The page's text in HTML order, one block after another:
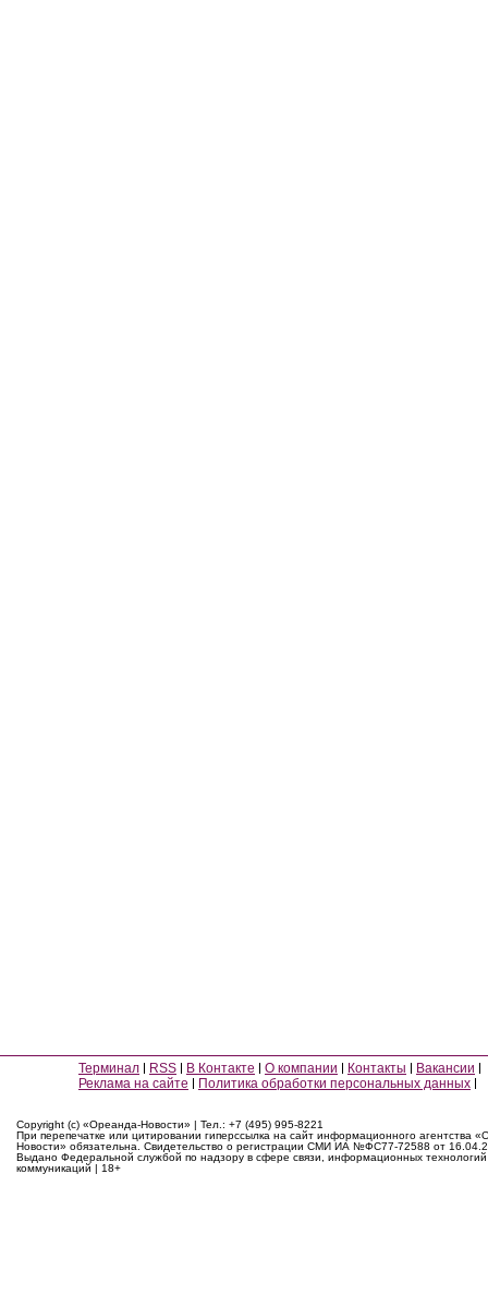
Терминал RSS В Контакте О компании Контакты
Вакансии
Реклама на сайте
Политика обработки персональных данных
Copyright (c) «Ореанда-Новости» | Тел.: +7 (495) 995-8221
При перепечатке или цитировании гиперссылка на сайт информационного агентства
Новости» обязательна. Свидетельство о регистрации СМИ ИА №ФС77-72588 от
Выдано Федеральной службой по надзору в сфере связи, информационных
коммуникаций | 18+